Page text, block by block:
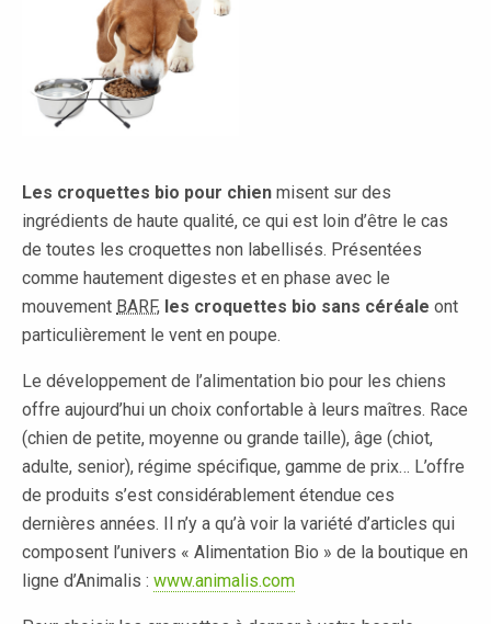
Les croquettes bio pour chien misent sur des
ingrédients de haute qualité, ce qui est loin d’être le cas
de toutes les croquettes non labellisés. Présentées
comme hautement digestes et en phase avec le
mouvement BARF, les croquettes bio sans céréale ont
particulièrement le vent en poupe.
Le développement de l’alimentation bio pour les chiens
offre aujourd’hui un choix confortable à leurs maîtres. Race
(chien de petite, moyenne ou grande taille), âge (chiot,
adulte, senior), régime spécifique, gamme de prix… L’offre
de produits s’est considérablement étendue ces
dernières années. Il n’y a qu’à voir la variété d’articles qui
composent l’univers « Alimentation Bio » de la boutique en
ligne d’Animalis : www.animalis.com